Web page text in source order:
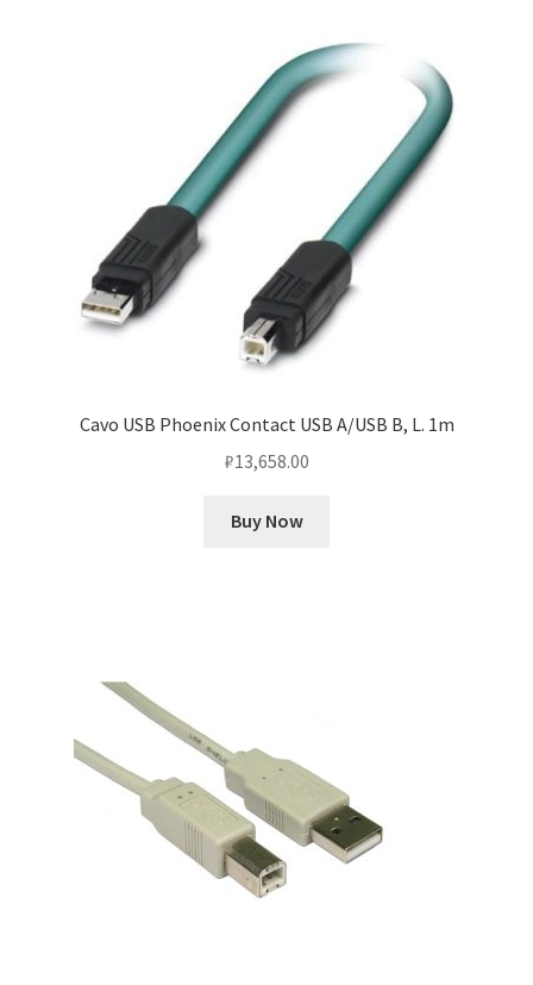
Cavo USB Phoenix Contact USB A/USB B, L. 1m
₽13,658.00
Buy Now